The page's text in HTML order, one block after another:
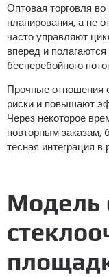
Оптовая торговля во
планирования, а не
часто управляют
вперед и
бесперебойного
Прочные отношения
риски и повышают
Через некоторое
повторным заказам,
тесная интеграция
Модель